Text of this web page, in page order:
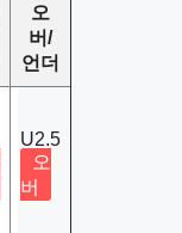
오
버/
언더
U2.5
오
버